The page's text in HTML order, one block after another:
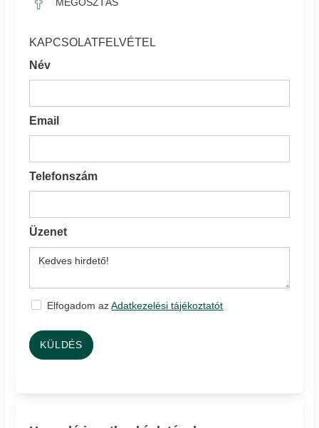
MEGOSZTÁS
KAPCSOLATFELVÉTEL
Név
Email
Telefonszám
Üzenet
Elfogadom azAdatkezelési tájékoztatót
KÜLDÉS